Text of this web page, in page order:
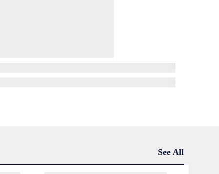
See All